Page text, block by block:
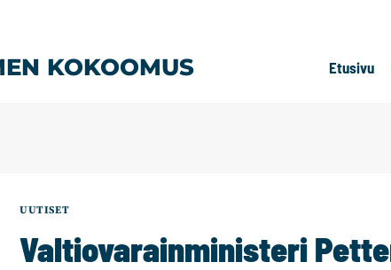
KOKOOMUS Etusivu
UUTISET
Valtiovarainministeri